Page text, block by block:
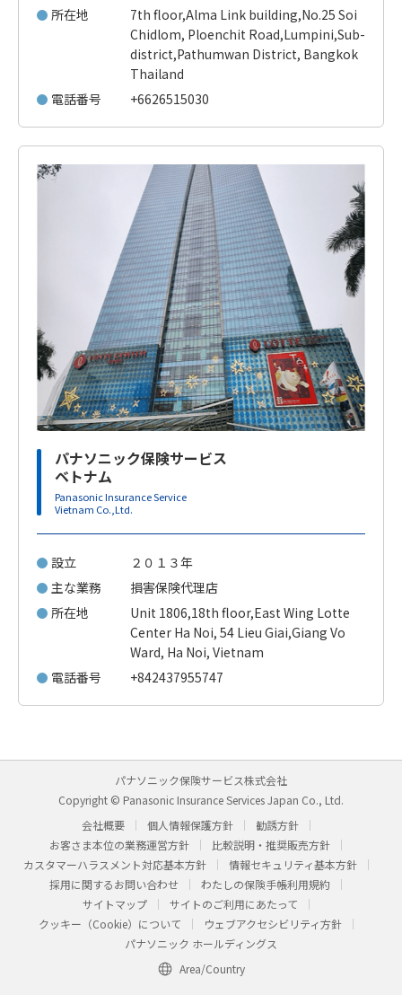
所在地
7th floor,Alma Link building,No.25 Soi
Chidlom, Ploenchit Road,Lumpini,Sub-
district,Pathumwan District, Bangkok
Thailand
電話番号
+6626515030
パナソニック保険サービス
ベトナム
Panasonic Insurance Service
Vietnam Co.,Ltd.
設立
２０１３年
主な業務
損害保険代理店
所在地
Unit 1806,18th floor,East Wing Lotte
Center Ha Noi, 54 Lieu Giai,Giang Vo
Ward, Ha Noi, Vietnam
電話番号
+842437955747
パナソニック保険サービス株式会社
Copyright © Panasonic Insurance Services Japan Co., Ltd.
会社概要
個人情報保護方針
勧誘方針
お客さま本位の業務運営方針
比較説明・推奨販売方針
カスタマーハラスメント対応基本方針
情報セキュリティ基本方針
採用に関するお問い合わせ
わたしの保険手帳利用規約
サイトマップ
サイトのご利用にあたって
クッキー（Cookie）について
ウェブアクセシビリティ方針
パナソニック ホールディングス
Area/Country